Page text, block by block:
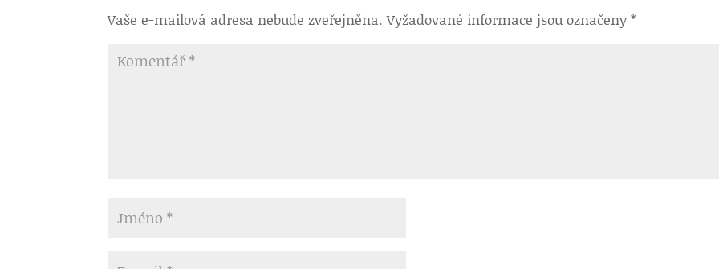
Vaše e-mailová adresa nebude zveřejněna. Vyžadované informace jsou označeny*